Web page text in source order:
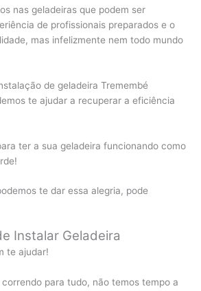
nas geladeiras que podem ser
de profissionais preparados e o
mas infelizmente nem todo mundo
de geladeira Tremembé
te ajudar a recuperar a eficiência
ter a sua geladeira funcionando como
te dar essa alegria, pode
Instalar Geladeira
te ajudar!
para tudo, não temos tempo a